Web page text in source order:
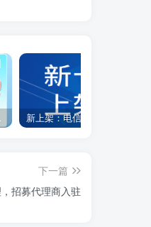
！
下一篇
招募代理商入驻